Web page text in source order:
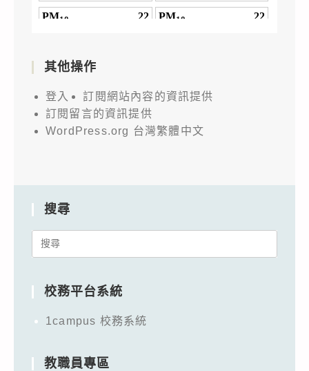
其他操作
登入
訂閱網站內容的資訊提供
訂閱留言的資訊提供
WordPress.org 台灣繁體中文
搜尋
Search
校務平台系統
1campus 校務系統
教職員專區